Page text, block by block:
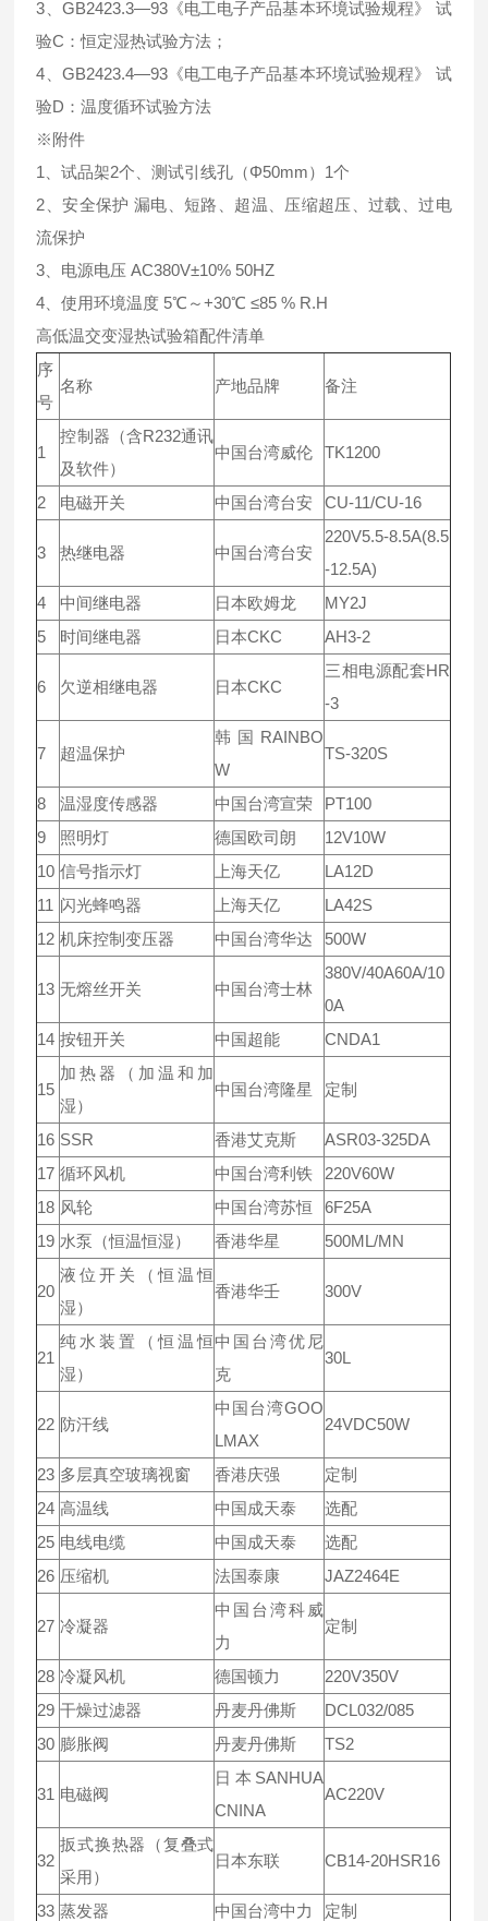
3、GB2423.3—93《电工电子产品基本环境试验规程》 试
验C：恒定湿热试验方法；
4、GB2423.4—93《电工电子产品基本环境试验规程》 试
验D：温度循环试验方法
※附件
1、试品架2个、测试引线孔（Φ50mm）1个
2、安全保护 漏电、短路、超温、压缩超压、过载、过电
流保护
3、电源电压 AC380V±10% 50HZ
4、使用环境温度 5℃～+30℃ ≤85 % R.H
高低温交变湿热试验箱配件清单
序
号
名称 产地品牌 备注
1
控制器（含R232通讯
及软件）
中国台湾威伦 TK1200
2 电磁开关 中国台湾台安 CU-11/CU-16
3 热继电器 中国台湾台安
220V5.5-8.5A(8.5
-12.5A)
4
中间继电器 日本欧姆龙
MY2J
5
时间继电器 日本CKC AH3-2
6 欠逆相继电器 日本CKC
三相电源配套HR
-3
7 超温保护
韩国RAINBO
W
TS-320S
8 温湿度传感器 中国台湾宣荣
PT100
9
照明灯 德国欧司朗
12V10W
10 信号指示灯 上海天亿
LA12D
11 闪光蜂鸣器 上海天亿
LA42S
12 机床控制变压器 中国台湾华达 500W
13 无熔丝开关 中国台湾士林
380V/40A60A/10
0A
14 按钮开关 中国超能 CNDA1
15
加热器（加温和加
湿）
中国台湾隆星 定制
16 SSR 香港艾克斯
ASR03-325DA
17 循环风机 中国台湾利铁
220V60W
18 风轮 中国台湾苏恒
6F25A
19 水泵（恒温恒湿） 香港华星 500ML/MN
20
液位开关（恒温恒
湿）
香港华壬 300V
21
纯水装置（恒温恒
湿）
中国台湾优尼
克
30L
22 防汗线
中国台湾GOO
LMAX
24VDC50W
23 多层真空玻璃视窗 香港庆强
定制
24 高温线 中国成天泰
选配
25 电线电缆 中国成天泰
选配
26 压缩机 法国泰康 JAZ2464E
27 冷凝器
中国台湾科威
力
定制
28 冷凝风机 德国顿力
220V350V
29 干燥过滤器 丹麦丹佛斯
DCL032/085
30 膨胀阀 丹麦丹佛斯 TS2
31 电磁阀
日本SANHUA
CNINA
AC220V
32
扳式换热器（复叠式
采用）
日本东联 CB14-20HSR16
33 蒸发器 中国台湾中力
定制